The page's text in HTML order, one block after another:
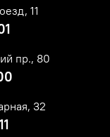
11
пр., 80
32